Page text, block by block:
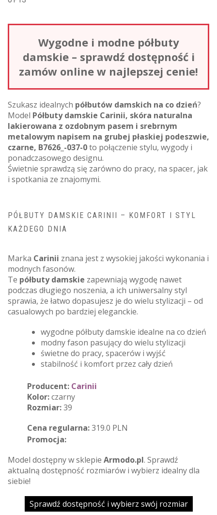
Wygodne i modne półbuty
damskie – sprawdź dostępność i
zamów online w najlepszej cenie!
Szukasz idealnych półbutów damskich na co dzień?
Model Półbuty damskie Carinii, skóra naturalna
lakierowana z ozdobnym pasem i srebrnym
metalowym napisem na grubej płaskiej podeszwie,
czarne, B7626_-037-0to połączenie stylu, wygody i
ponadczasowego designu.
Świetnie sprawdzą się zarówno do pracy, na spacer, jak
i spotkania ze znajomymi.
PÓŁBUTY DAMSKIE CARINII – KOMFORT I STYL
KAŻDEGO DNIA
Marka Carinii znana jest z wysokiej jakości wykonania i
modnych fasonów.
Te półbuty damskie zapewniają wygodę nawet
podczas długiego noszenia, a ich uniwersalny styl
sprawia, że łatwo dopasujesz je do wielu stylizacji – od
casualowych po bardziej eleganckie.
wygodne półbuty damskie idealne na co dzień
modny fason pasujący do wielu stylizacji
świetne do pracy, spacerów i wyjść
stabilność i komfort przez cały dzień
Producent: Carinii
Kolor:czarny
Rozmiar:39
Cena regularna:319.0 PLN
Promocja:
Model dostępny w sklepie Armodo.pl. Sprawdź
aktualną dostępność rozmiarów i wybierz idealny dla
siebie!
Sprawdź dostępność i wybierz swój rozmiar